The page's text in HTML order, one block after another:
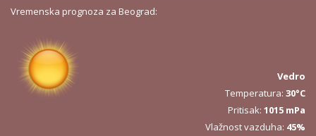
Vremenska prognoza za Beograd:
Vedro
Temperatura: 30°C
Pritisak: 1015 mPa
Vlažnost vazduha: 45%